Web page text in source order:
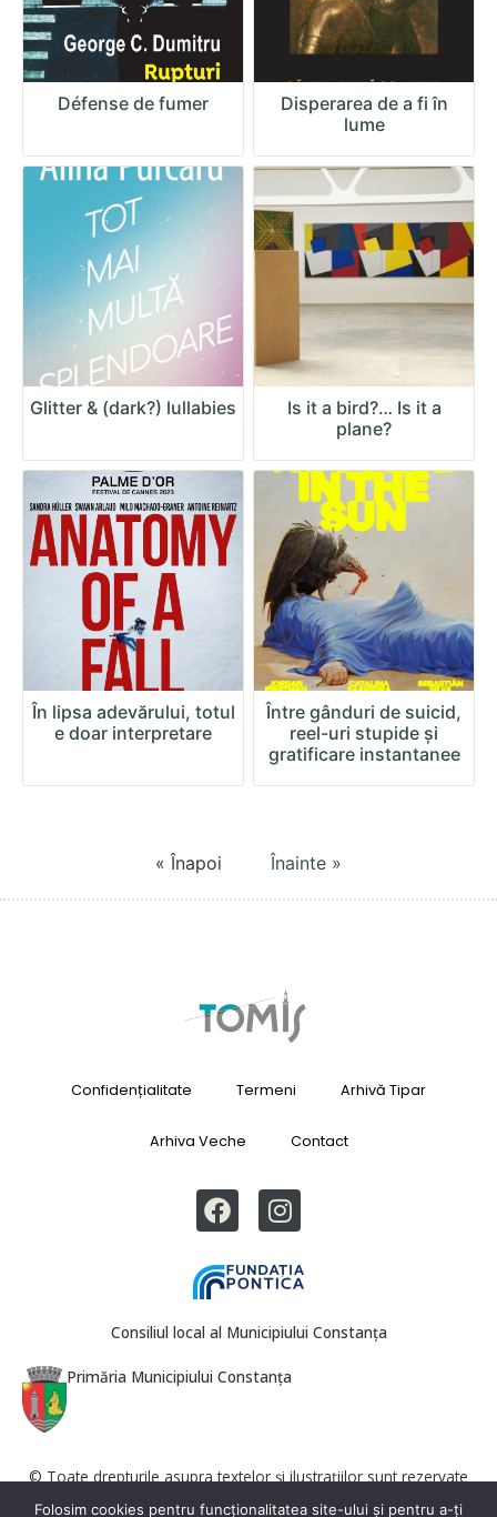
Défense de fumer
Disperarea de a fi în
lume
Glitter & (dark?) lullabies
Is it a bird?… Is it a
plane?
În lipsa adevărului, totul
e doar interpretare
Între gânduri de suicid,
reel-uri stupide și
gratificare instantanee
« Înapoi Înainte »
Confidențialitate Termeni Arhivă Tipar
Arhiva Veche Contact
Consiliul local al Municipiului Constanța
Primăria Municipiului Constanța
© Toate drepturile asupra textelor și ilustrațiilor sunt rezervate
Revista Tomis. Reproducerea totală sau parțială este interzisă fără
Folosim cookies pentru funcționalitatea site-ului și pentru a-ți